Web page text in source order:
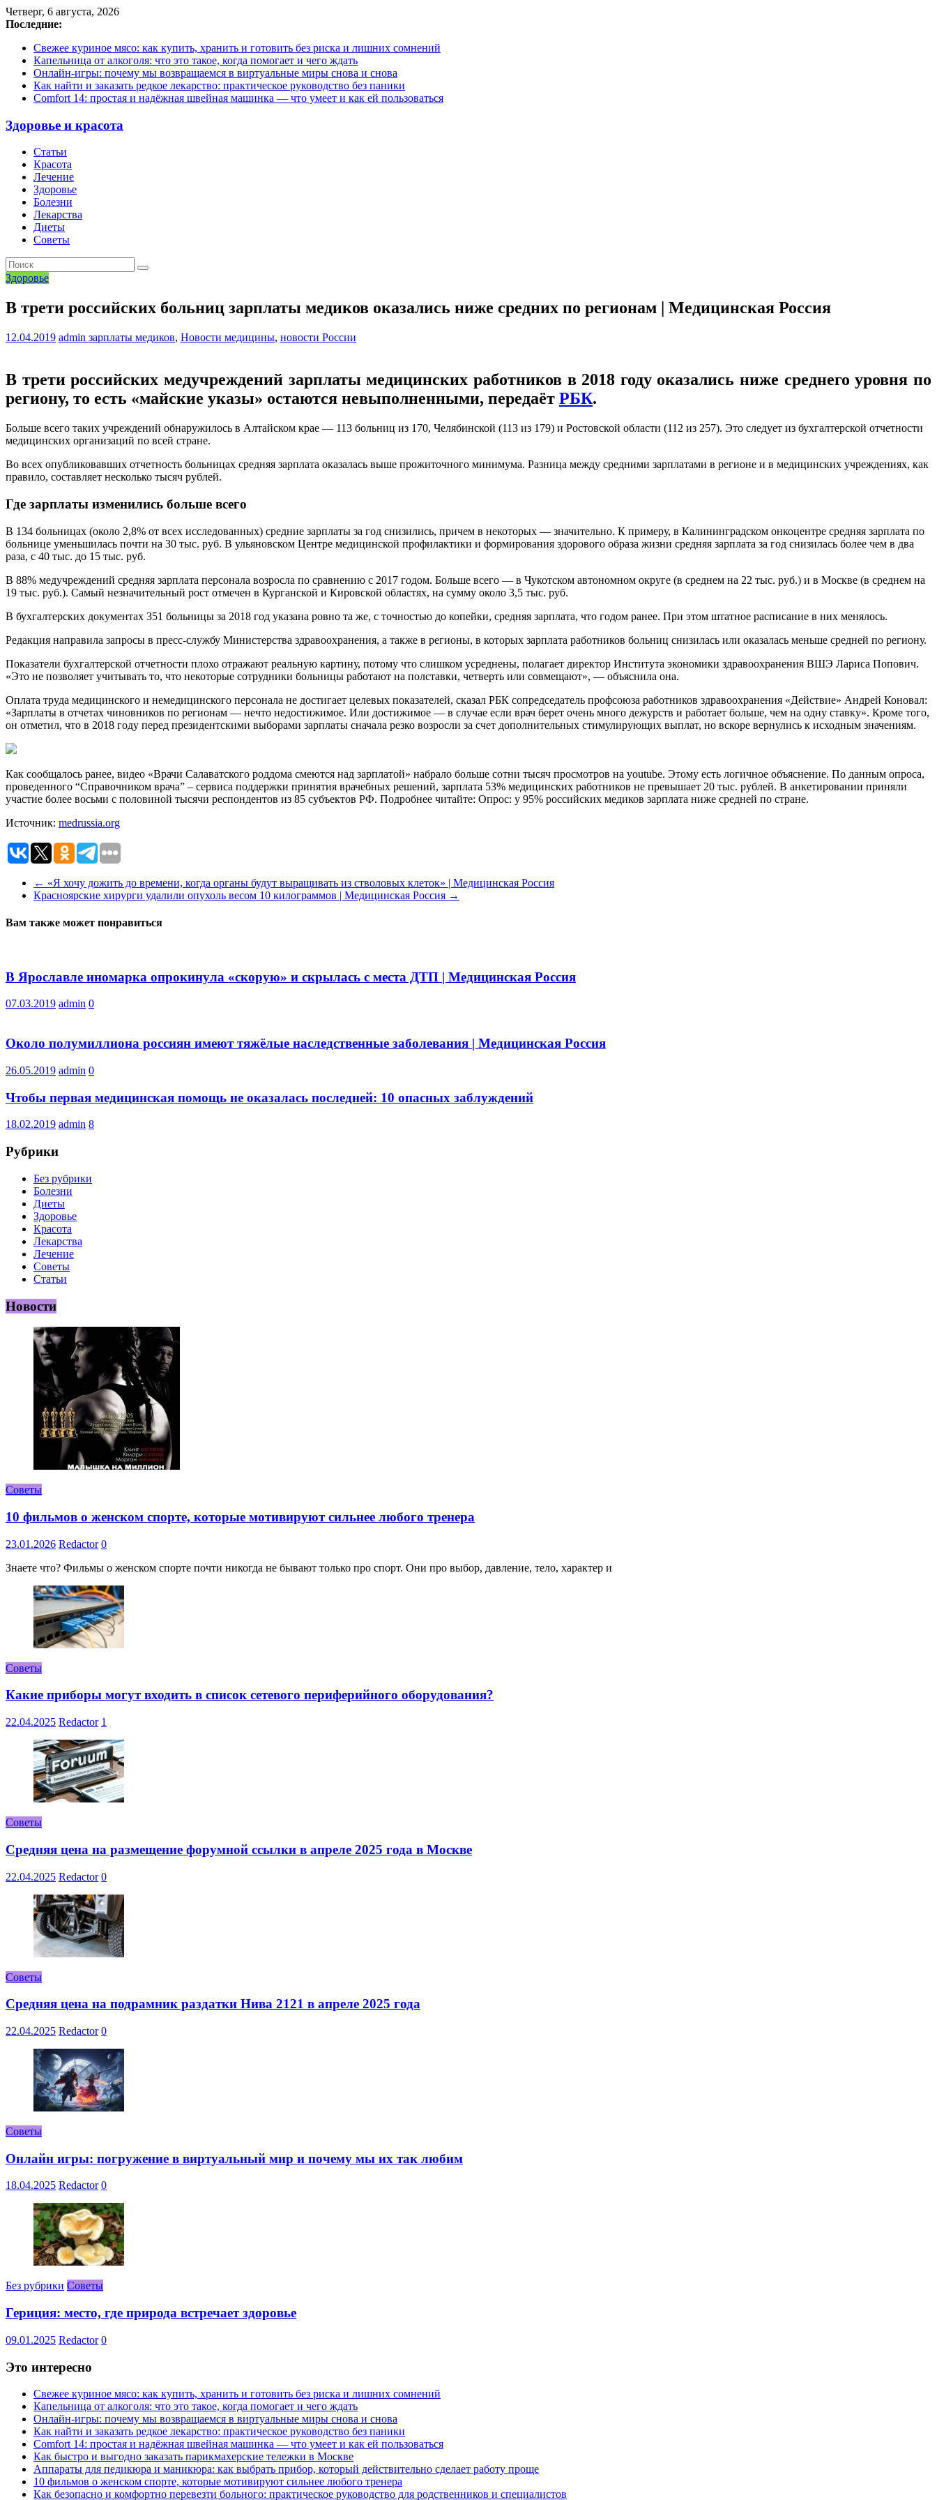
Четверг, 6 августа, 2026
Последние:
Свежее куриное мясо: как купить, хранить и готовить без риска и лишних сомнений
Капельница от алкоголя: что это такое, когда помогает и чего ждать
Онлайн-игры: почему мы возвращаемся в виртуальные миры снова и снова
Как найти и заказать редкое лекарство: практическое руководство без паники
Comfort 14: простая и надёжная швейная машинка — что умеет и как ей пользоваться
Здоровье и красота
Статьи
Красота
Лечение
Здоровье
Болезни
Лекарства
Диеты
Советы
Здоровье
В трети российских больниц зарплаты медиков оказались ниже средних по регионам | Медицинская Россия
12.04.2019 admin зарплаты медиков, Новости медицины, новости России
В трети российских медучреждений зарплаты медицинских работников в 2018 году оказались ниже среднего уровня по
региону, то есть «майские указы» остаются невыполненными, передаёт РБК.
Больше всего таких учреждений обнаружилось в Алтайском крае — 113 больниц из 170, Челябинской (113 из 179) и Ростовской области (112 из 257). ​Это следует из бухгалтерской отчетности
медицинских организаций по всей стране.
Во всех опубликовавших ​отчетность больницах средняя зарплата оказалась выше прожиточного минимума. Разница между средними зарплатами в регионе и в медицинских учреждениях, как
правило, составляет несколько тысяч рублей.
Где зарплаты изменились больше всего
В 134 больницах (около 2,8% от всех исследованных) средние зарплаты за год снизились, причем в некоторых — значительно. К примеру, в Калининградском онкоцентре средняя зарплата по
больнице уменьшилась почти на 30 тыс. руб. В ульяновском Центре медицинской профилактики и формирования здорового образа жизни средняя зарплата за год снизилась более чем в два
раза, с 40 тыс. до 15 тыс. руб.
В 88% медучреждений средняя зарплата персонала возросла по сравнению с 2017 годом. Больше всего — в Чукотском автономном округе (в среднем на 22 тыс. руб.) и в Москве (в среднем на
19 тыс. руб.). Самый незначительный рост отмечен в Курганской и Кировской областях, на сумму около 3,5 тыс. руб.
В бухгалтерских документах 351 больницы за 2018 год указана ровно та же, с точностью до копейки, средняя зарплата, что годом ранее. При этом штатное расписание в них менялось.
Редакция направила запросы в пресс-службу Министерства здравоохранения, а также в регионы, в которых зарплата работников больниц снизилась или оказалась меньше средней по региону.
Показатели бухгалтерской отчетности плохо отражают реальную картину, потому что слишком усреднены, полагает директор Института экономики здравоохранения ВШЭ Лариса Попович.
«Это не позволяет учитывать то, что некоторые сотрудники больницы работают на полставки, четверть или совмещают», — объяснила она.
Оплата труда медицинского и немедицинского персонала не достигает целевых показателей, сказал РБК сопредседатель профсоюза работников здравоохранения «Действие» Андрей Коновал:
«Зарплаты в отчетах чиновников по регионам — нечто недостижимое. Или достижимое — в случае если врач берет очень много дежурств и работает больше, чем на одну ставку». Кроме того,
он отметил, что в 2018 году перед президентскими выборами зарплаты сначала резко возросли за счет дополнительных стимулирующих выплат, но вскоре вернулись к исходным значениям.
Как сообщалось ранее, видео «Врачи Салаватского роддома смеются над зарплатой» набрало больше сотни тысяч просмотров на youtube. Этому есть логичное объяснение. По данным опроса,
проведенного “Справочником врача” – сервиса поддержки принятия врачебных решений, зарплата 53% медицинских работников не превышает 20 тыс. рублей. В анкетировании приняли
участие более восьми с половиной тысячи респондентов из 85 субъектов РФ. Подробнее читайте: Опрос: у 95% российских медиков зарплата ниже средней по стране.
Источник: medrussia.org
← «Я хочу дожить до времени, когда органы будут выращивать из стволовых клеток» | Медицинская Россия
Красноярские хирурги удалили опухоль весом 10 килограммов | Медицинская Россия →
Вам также может понравиться
В Ярославле иномарка опрокинула «скорую» и скрылась с места ДТП | Медицинская Россия
07.03.2019 admin 0
Около полумиллиона россиян имеют тяжёлые наследственные заболевания | Медицинская Россия
26.05.2019 admin 0
Чтобы первая медицинская помощь не оказалась последней: 10 опасных заблуждений
18.02.2019 admin 8
Рубрики
Без рубрики
Болезни
Диеты
Здоровье
Красота
Лекарства
Лечение
Советы
Статьи
Новости
Советы
10 фильмов о женском спорте, которые мотивируют сильнее любого тренера
23.01.2026 Redactor 0
Знаете что? Фильмы о женском спорте почти никогда не бывают только про спорт. Они про выбор, давление, тело, характер и
Советы
Какие приборы могут входить в список сетевого периферийного оборудования?
22.04.2025 Redactor 1
Советы
Средняя цена на размещение форумной ссылки в апреле 2025 года в Москве
22.04.2025 Redactor 0
Советы
Средняя цена на подрамник раздатки Нива 2121 в апреле 2025 года
22.04.2025 Redactor 0
Советы
Онлайн игры: погружение в виртуальный мир и почему мы их так любим
18.04.2025 Redactor 0
Без рубрики Советы
Гериция: место, где природа встречает здоровье
09.01.2025 Redactor 0
Это интересно
Свежее куриное мясо: как купить, хранить и готовить без риска и лишних сомнений
Капельница от алкоголя: что это такое, когда помогает и чего ждать
Онлайн-игры: почему мы возвращаемся в виртуальные миры снова и снова
Как найти и заказать редкое лекарство: практическое руководство без паники
Comfort 14: простая и надёжная швейная машинка — что умеет и как ей пользоваться
Как быстро и выгодно заказать парикмахерские тележки в Москве
Аппараты для педикюра и маникюра: как выбрать прибор, который действительно сделает работу проще
10 фильмов о женском спорте, которые мотивируют сильнее любого тренера
Как безопасно и комфортно перевезти больного: практическое руководство для родственников и специалистов